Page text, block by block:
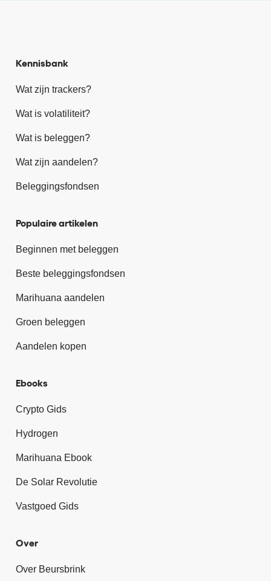
Kennisbank
Wat zijn trackers?
Wat is volatiliteit?
Wat is beleggen?
Wat zijn aandelen?
Beleggingsfondsen
Populaire artikelen
Beginnen met beleggen
Beste beleggingsfondsen
Marihuana aandelen
Groen beleggen
Aandelen kopen
Ebooks
Crypto Gids
Hydrogen
Marihuana Ebook
De Solar Revolutie
Vastgoed Gids
Over
Over Beursbrink